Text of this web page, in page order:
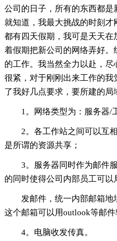
公司的日子，所有的东西都
就知道，我最大挑战的时刻
都有四天假期，我可是天天
着假期把新公司的网络弄好
的工作。我当然全力以赴，
很紧，对于刚刚出来工作的
了我好几点要求，要所建的局
1。网络类型为：服务器/
2。各工作站之间可以互
是所谓的资源共享；
3。服务器同时作为邮件
的同时使得公司内部员工可以
发邮件，统一内部邮箱地
这个邮箱可以用outlook等邮件
4。电脑收发传真。